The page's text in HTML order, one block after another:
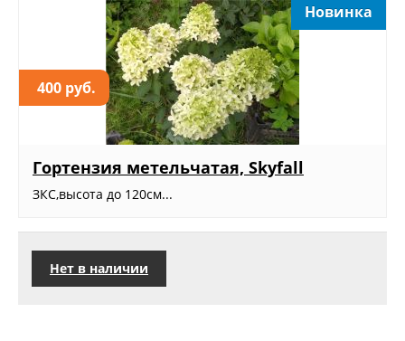
400 руб.
Новинка
Гортензия метельчатая, Skyfall
ЗКС,высота до 120см...
Нет в наличии